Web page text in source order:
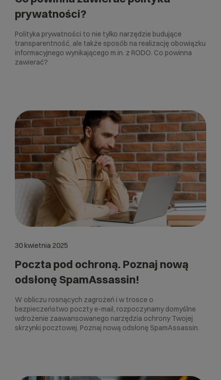
prywatności?
Polityka prywatności to nie tylko narzędzie budujące
transparentność, ale także sposób na realizację obowiązku
informacyjnego wynikającego m.in. z RODO. Co powinna
zawierać?
30 kwietnia 2025
Poczta pod ochroną. Poznaj nową
odsłonę SpamAssassin!
W obliczu rosnących zagrożeń i w trosce o
bezpieczeństwo poczty e-mail, rozpoczynamy domyślne
wdrożenie zaawansowanego narzędzia ochrony Twojej
skrzynki pocztowej. Poznaj nową odsłonę SpamAssassin.